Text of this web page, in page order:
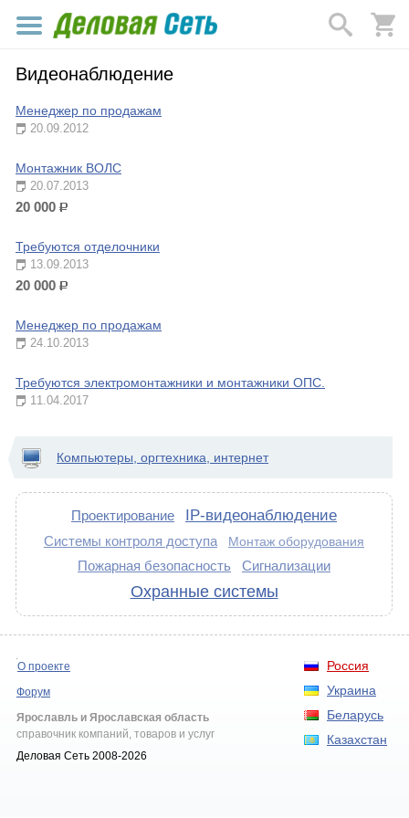
Видеонаблюдение
Менеджер по продажам
20.09.2012
Монтажник ВОЛС
20.07.2013
20 000 р.
Требуются отделочники
13.09.2013
20 000 р.
Менеджер по продажам
24.10.2013
Требуются электромонтажники и монтажники ОПС.
11.04.2017
Компьютеры, оргтехника, интернет
Проектирование IP-видеонаблюдение
Системы контроля доступа Монтаж оборудования
Пожарная безопасность Сигнализации
Охранные системы
Россия
Украина
Беларусь
Казахстан
О проекте
Форум
Ярославль и Ярославская область
справочник компаний, товаров и услуг
Деловая Сеть 2008-2026